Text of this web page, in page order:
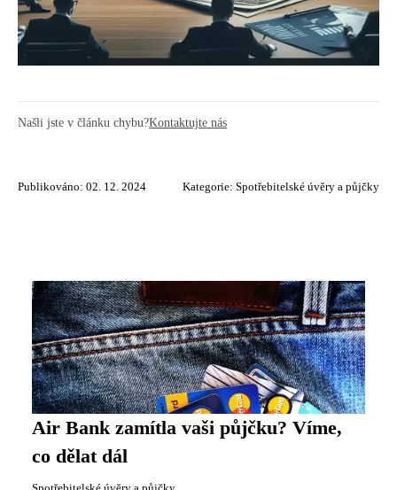
Našli jste v článku chybu?Kontaktujte nás
Publikováno: 02. 12. 2024 Kategorie: Spotřebitelské úvěry a půjčky
Air Bank zamítla vaši půjčku? Víme,
co dělat dál